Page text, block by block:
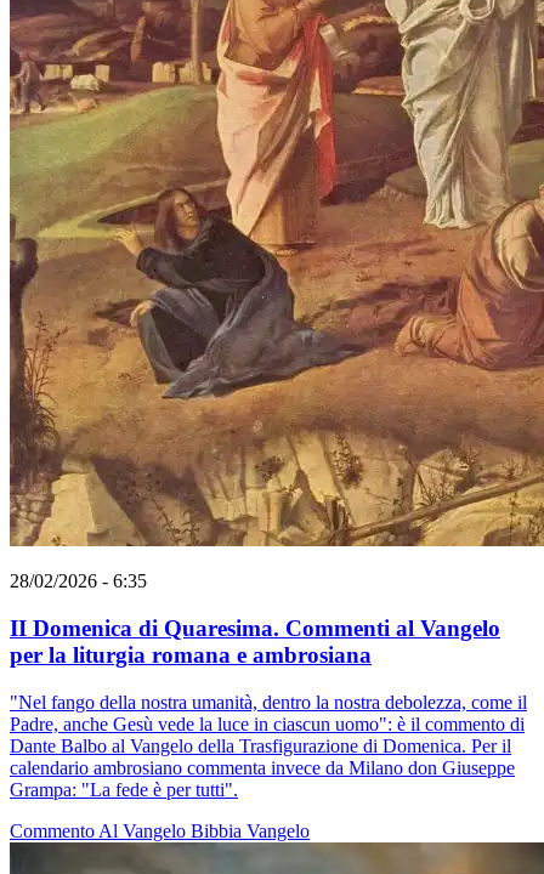
28/02/2026 - 6:35
II Domenica di Quaresima. Commenti al Vangelo
per la liturgia romana e ambrosiana
"Nel fango della nostra umanità, dentro la nostra debolezza, come il
Padre, anche Gesù vede la luce in ciascun uomo": è il commento di
Dante Balbo al Vangelo della Trasfigurazione di Domenica. Per il
calendario ambrosiano commenta invece da Milano don Giuseppe
Grampa: "La fede è per tutti".
Commento Al Vangelo Bibbia Vangelo